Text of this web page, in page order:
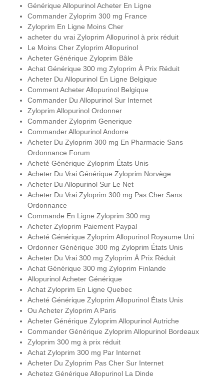
Générique Allopurinol Acheter En Ligne
Commander Zyloprim 300 mg France
Zyloprim En Ligne Moins Cher
acheter du vrai Zyloprim Allopurinol à prix réduit
Le Moins Cher Zyloprim Allopurinol
Acheter Générique Zyloprim Bâle
Achat Générique 300 mg Zyloprim À Prix Réduit
Acheter Du Allopurinol En Ligne Belgique
Comment Acheter Allopurinol Belgique
Commander Du Allopurinol Sur Internet
Zyloprim Allopurinol Ordonner
Commander Zyloprim Generique
Commander Allopurinol Andorre
Acheter Du Zyloprim 300 mg En Pharmacie Sans
Ordonnance Forum
Acheté Générique Zyloprim États Unis
Acheter Du Vrai Générique Zyloprim Norvège
Acheter Du Allopurinol Sur Le Net
Acheter Du Vrai Zyloprim 300 mg Pas Cher Sans
Ordonnance
Commande En Ligne Zyloprim 300 mg
Acheter Zyloprim Paiement Paypal
Acheté Générique Zyloprim Allopurinol Royaume Uni
Ordonner Générique 300 mg Zyloprim États Unis
Acheter Du Vrai 300 mg Zyloprim À Prix Réduit
Achat Générique 300 mg Zyloprim Finlande
Allopurinol Acheter Générique
Achat Zyloprim En Ligne Quebec
Acheté Générique Zyloprim Allopurinol États Unis
Ou Acheter Zyloprim A Paris
Acheter Générique Zyloprim Allopurinol Autriche
Commander Générique Zyloprim Allopurinol Bordeaux
Zyloprim 300 mg à prix réduit
Achat Zyloprim 300 mg Par Internet
Acheter Du Zyloprim Pas Cher Sur Internet
Achetez Générique Allopurinol La Dinde